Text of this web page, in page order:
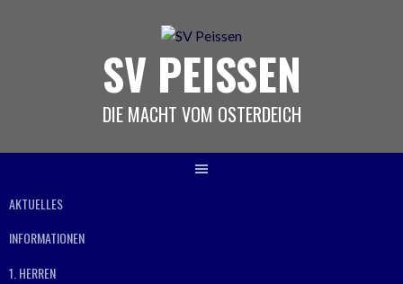
SV PEISSEN
DIE MACHT VOM OSTERDEICH
AKTUELLES
INFORMATIONEN
1. HERREN